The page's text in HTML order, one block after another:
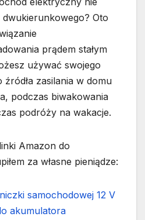
dwukierunkowego? Oto
prądem stałym
używać swojego
zasilania w domu
podczas biwakowania
podróży na wakacje.
Amazon do
za własne pieniądze:
samochodowej 12 V
akumulatora